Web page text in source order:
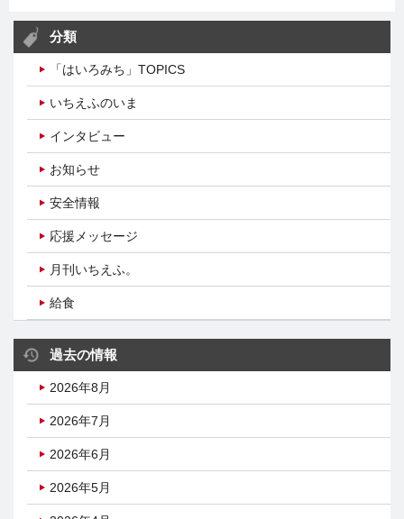
分類
「はいろみち」TOPICS
いちえふのいま
インタビュー
お知らせ
安全情報
応援メッセージ
月刊いちえふ。
給食
過去の情報
2026年8月
2026年7月
2026年6月
2026年5月